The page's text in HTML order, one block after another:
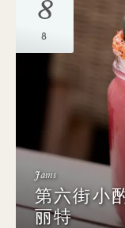
8
8
Jams
第六街小
丽特